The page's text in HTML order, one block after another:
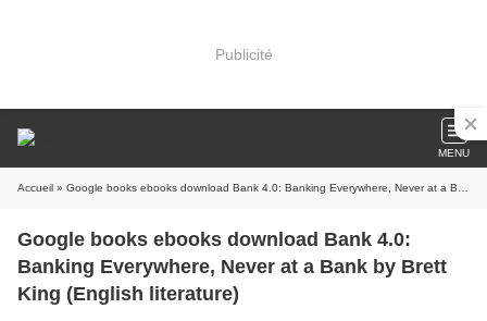
Publicité
MENU
Accueil » Google books ebooks download Bank 4.0: Banking Everywhere, Never at a Bank by Brett King (English literature)
Google books ebooks download Bank 4.0:
Banking Everywhere, Never at a Bank by Brett
King (English literature)